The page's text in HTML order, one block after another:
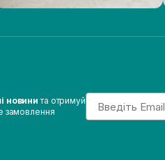
новини та отримуй
замовлення
Email